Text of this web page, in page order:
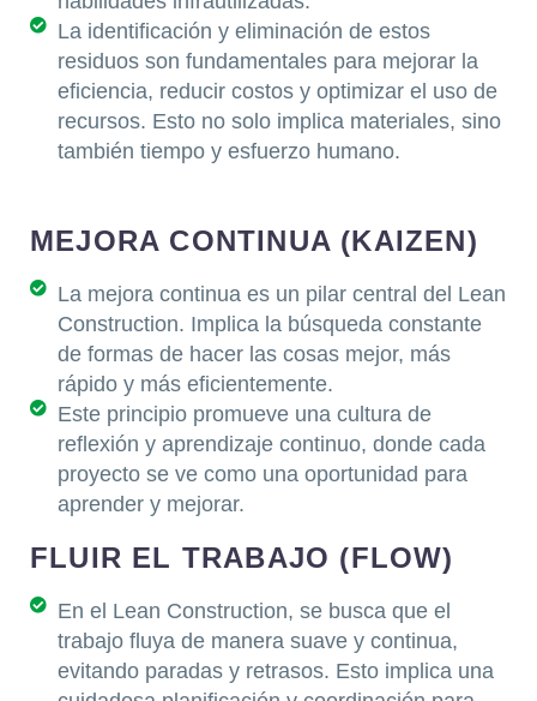
La identificación y eliminación de estos
residuos son fundamentales para mejorar la
eficiencia, reducir costos y optimizar el uso de
recursos. Esto no solo implica materiales, sino
también tiempo y esfuerzo humano.
MEJORA CONTINUA (KAIZEN)
La mejora continua es un pilar central del Lean
Construction. Implica la búsqueda constante
de formas de hacer las cosas mejor, más
rápido y más eficientemente.
Este principio promueve una cultura de
reflexión y aprendizaje continuo, donde cada
proyecto se ve como una oportunidad para
aprender y mejorar.
FLUIR EL TRABAJO (FLOW)
En el Lean Construction, se busca que el
trabajo fluya de manera suave y continua,
evitando paradas y retrasos. Esto implica una